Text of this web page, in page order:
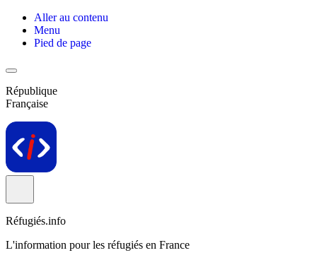
Aller au contenu
Menu
Pied de page
République
Française
Réfugiés.info
L'information pour les réfugiés en France